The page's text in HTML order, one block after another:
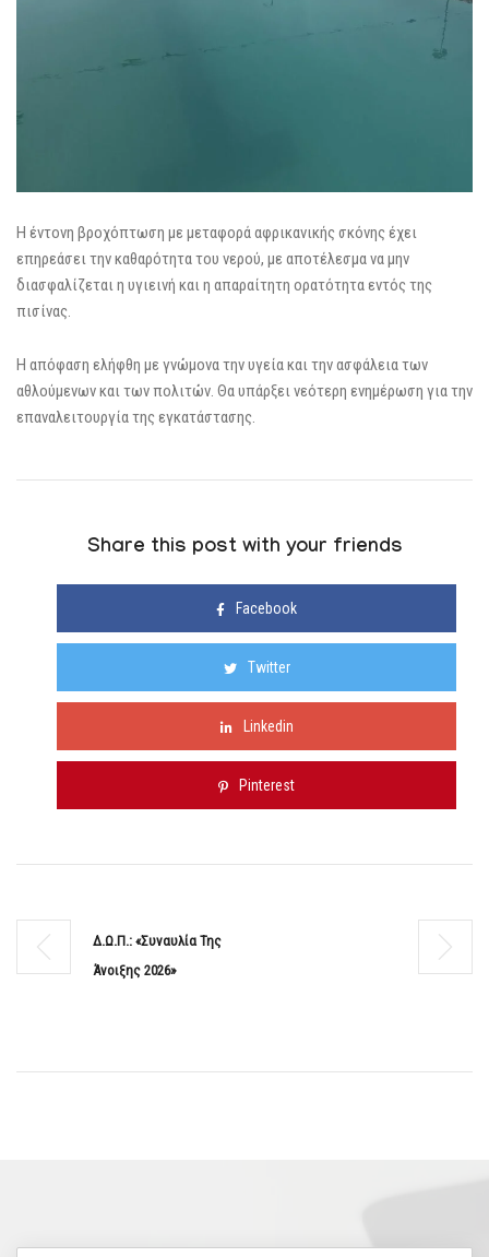
Η έντονη βροχόπτωση με μεταφορά αφρικανικής σκόνης έχει
επηρεάσει την καθαρότητα του νερού, με αποτέλεσμα να μην
διασφαλίζεται η υγιεινή και η απαραίτητη ορατότητα εντός της
πισίνας.
Η απόφαση ελήφθη με γνώμονα την υγεία και την ασφάλεια των
αθλούμενων και των πολιτών. Θα υπάρξει νεότερη ενημέρωση για την
επαναλειτουργία της εγκατάστασης.
Share this post with your friends
Facebook
Twitter
Linkedin
Pinterest
Δ.Ω.Π.: «Συναυλία Της
Άνοιξης 2026»